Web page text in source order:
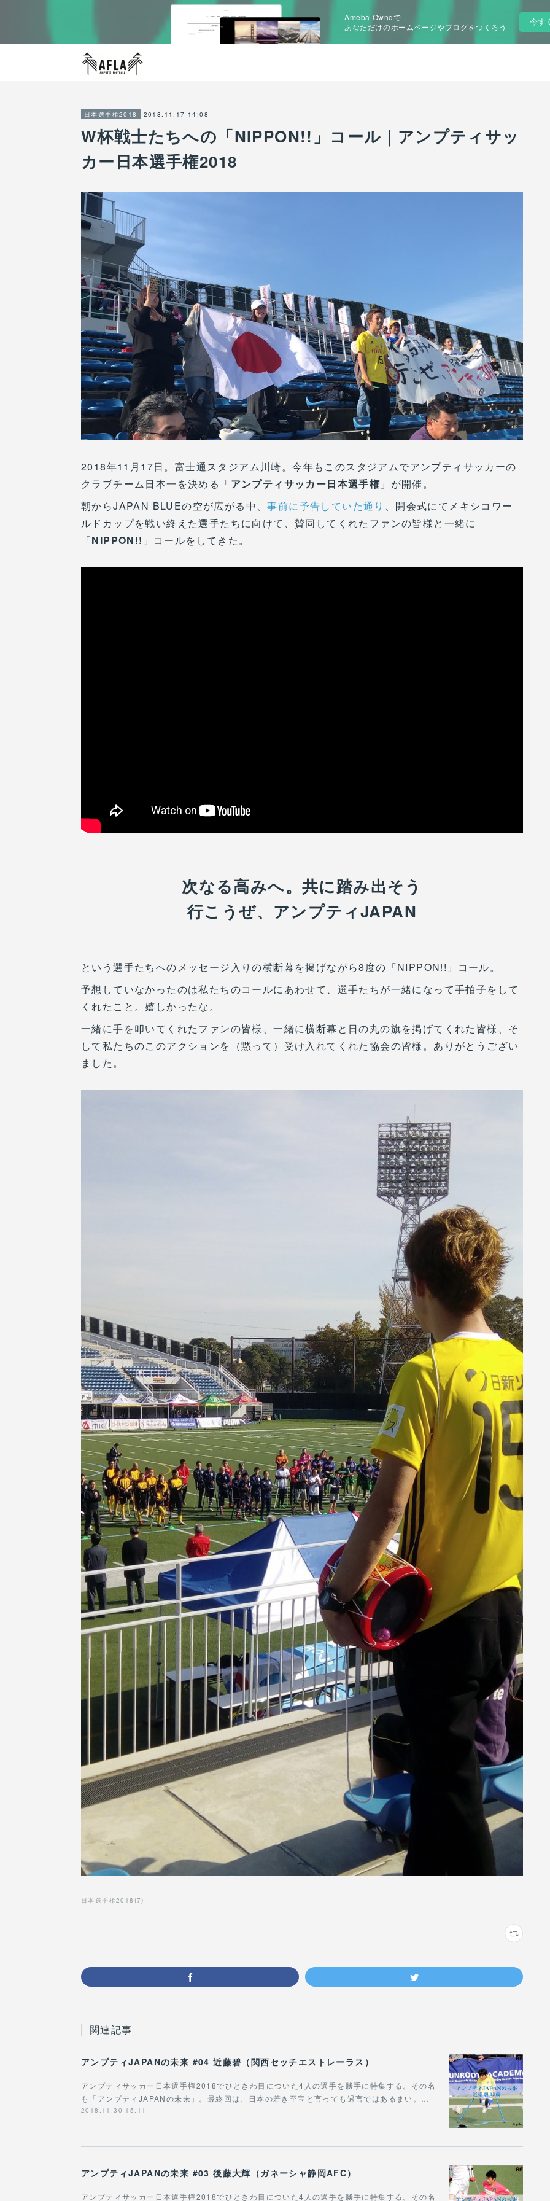
Ameba Owndで
あなただけのホームページやブログをつくろう
今す
日本選手権2018 2018.11.17 14:08
W杯戦士たちへの「NIPPON!!」コール｜アンプティサッ
カー日本選手権2018
2018年11月17日。富士通スタジアム川崎。今年もこのスタジアムでアンプティサッカーの
クラブチーム日本一を決める「アンプティサッカー日本選手権 」が開催。
朝からJAPAN BLUEの空が広がる中、事前に予告していた通り 、開会式にてメキシコワー
ルドカップを戦い終えた選手たちに向けて、賛同してくれたファンの皆様と一緒に
「NIPPON!! 」コールをしてきた。
次なる高みへ。共に踏み出そう
行こうぜ、アンプティJAPAN
という選手たちへのメッセージ入りの横断幕を掲げながら8度の「NIPPON!!」コール。
予想していなかったのは私たちのコールにあわせて、選手たちが一緒になって手拍子をして
くれたこと。嬉しかったな。
一緒に手を叩いてくれたファンの皆様、一緒に横断幕と日の丸の旗を掲げてくれた皆様、そ
して私たちのこのアクションを（黙って）受け入れてくれた協会の皆様。ありがとうござい
ました。
日本選手権2018 (7)
関連記事
アンプティJAPANの未来 #04 近藤碧（関西セッチエストレーラス）
アンプティサッカー日本選手権2018でひときわ目についた4人の選手を勝手に特集する。その名
も「アンプティJAPANの未来」。最終回は、日本の若き至宝と言っても過言ではあるまい。…
2018.11.30 15:11
アンプティJAPANの未来 #03 後藤大輝（ガネーシャ静岡AFC）
アンプティサッカー日本選手権2018でひときわ目についた4人の選手を勝手に特集する。その名